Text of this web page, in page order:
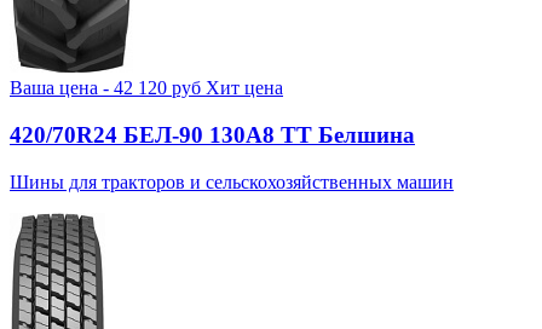
Ваша цена - 42 120 руб Хит цена
420/70R24 БЕЛ-90 130А8 TT Белшина
Шины для тракторов и сельскохозяйственных машин